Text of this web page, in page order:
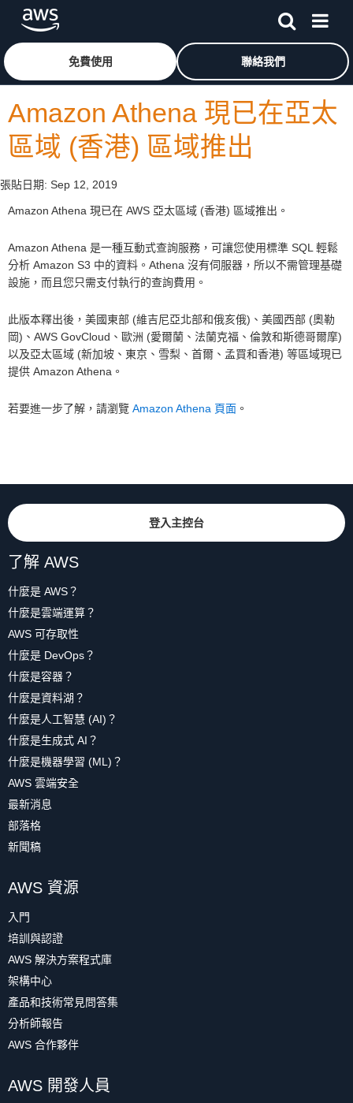
跳至主要內容按一下這裡可返回 Amazon Web Services 首頁
免費使用 聯絡我們
Amazon Athena 現已在亞太
區域 (香港) 區域推出
張貼日期: Sep 12, 2019
Amazon Athena 現已在 AWS 亞太區域 (香港) 區域推出。
Amazon Athena 是一種互動式查詢服務，可讓您使用標準 SQL 輕鬆
分析 Amazon S3 中的資料。Athena 沒有伺服器，所以不需管理基礎
設施，而且您只需支付執行的查詢費用。
此版本釋出後，美國東部 (維吉尼亞北部和俄亥俄)、美國西部 (奧勒
岡)、AWS GovCloud、歐洲 (愛爾蘭、法蘭克福、倫敦和斯德哥爾摩)
以及亞太區域 (新加坡、東京、雪梨、首爾、孟買和香港) 等區域現已
提供 Amazon Athena。
若要進一步了解，請瀏覽 Amazon Athena 頁面 。
登入主控台
了解 AWS
什麼是 AWS？
什麼是雲端運算？
AWS 可存取性
什麼是 DevOps？
什麼是容器？
什麼是資料湖？
什麼是人工智慧 (AI)？
什麼是生成式 AI？
什麼是機器學習 (ML)？
AWS 雲端安全
最新消息
部落格
新聞稿
AWS 資源
入門
培訓與認證
AWS 解決方案程式庫
架構中心
產品和技術常見問答集
分析師報告
AWS 合作夥伴
AWS 開發人員